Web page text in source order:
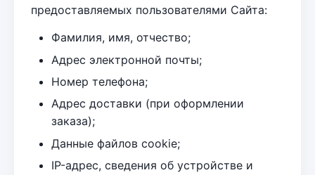
предоставляемых пользователями Сайта:
Фамилия, имя, отчество;
Адрес электронной почты;
Номер телефона;
Адрес доставки (при оформлении
заказа);
Данные файлов cookie;
IP-адрес, сведения об устройстве и